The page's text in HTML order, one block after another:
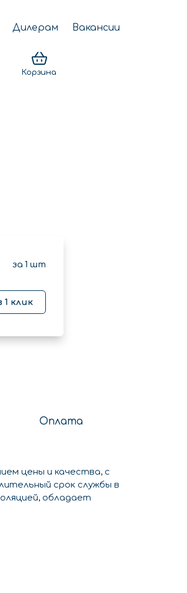
Дилерам Вакансии
Корзина
за 1 шт
1 клик
Оплата
цены и качества, с
срок службы в
обладает